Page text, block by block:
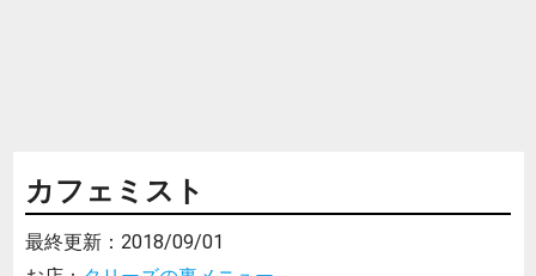
カフェミスト
最終更新： 2018/09/01